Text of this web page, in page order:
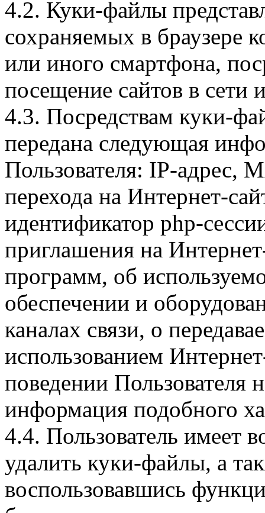
4.2. Куки-файлы
сохраняемых в браузере
или иного смартфона,
посещение сайтов в сети
4.3. Посредствам куки-
передана следующая
Пользователя: IP-адрес,
перехода на Интернет-
идентификатор php-
приглашения на
программ, об
обеспечении и
каналах связи, о
использованием
поведении Пользователя
информация подобного
4.4. Пользователь имеет
удалить куки-файлы, а
воспользовавшись